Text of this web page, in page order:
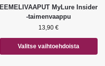
EEMELIVAAPUT MyLure Insider
-taimenvaappu
13,90 €
Valitse vaihtoehdoista